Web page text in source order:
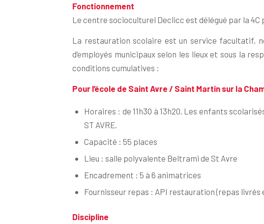
Fonctionnement
Le centre socioculturel Declicc est délégué par la
La restauration scolaire est un service facultatif,
d’employés municipaux selon les lieux et sous la
conditions cumulatives :
Pour l’école de Saint Avre / Saint Martin sur la
Horaires : de 11h30 à 13h20. Les enfants
ST AVRE.
Capacité : 55 places
Lieu : salle polyvalente Beltrami de St Avre
Encadrement : 5 à 6 animatrices
Fournisseur repas : API restauration (repas livrés
Discipline